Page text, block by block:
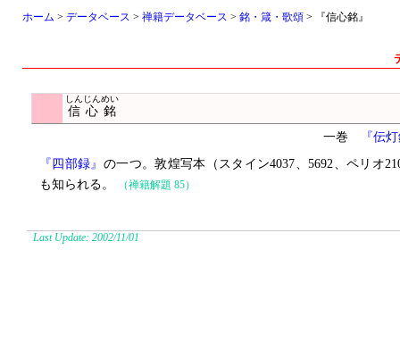
ホーム > データベース > 禅籍データベース > 銘・箴・歌頌 > 『信心銘』
信心銘
しんじんめい
一巻 『伝
『四部録』 の一つ。敦煌写本（スタイン4037、5692、ペリオ
も知られる。
（禅籍解題 85）
Last Update: 2002/11/01